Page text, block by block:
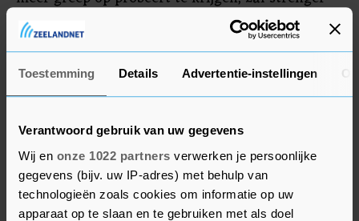
Toestemming Details Advertentie-instellingen
Verantwoord gebruik van uw gegevens
Wij en onze 1022 partners verwerken je persoonlijke
gegevens (bijv. uw IP-adres) met behulp van
technologieën zoals cookies om informatie op uw
apparaat op te slaan en te gebruiken met als doel
worden doorgelicht.
Daarnaast gaat de boete omhoog voor
cocaïnegebruikers die betrapt worden, tot 1000
voor zo'n zware boete is een verplichte
ontwenningskuur", zei De Croo. "Ik kan de
maatschappelijke schade van drugsgebruik niet
genoeg benadrukken. Die is gigantisch."